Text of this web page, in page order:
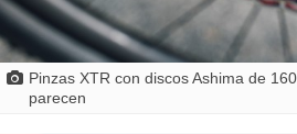
Pinzas XTR con discos Ashima de
parecen